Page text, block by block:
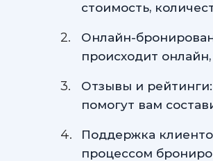
стоимость,
Онлайн-
происходит
Отзывы и
помогут вам
Поддержка
процессом